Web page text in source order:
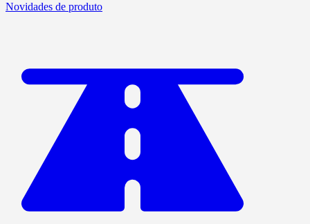
Novidades de produto